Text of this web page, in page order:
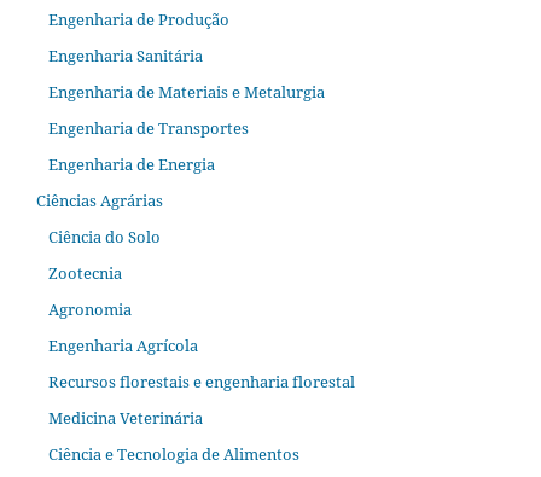
Engenharia de Produção
Engenharia Sanitária
Engenharia de Materiais e Metalurgia
Engenharia de Transportes
Engenharia de Energia
Ciências Agrárias
Ciência do Solo
Zootecnia
Agronomia
Engenharia Agrícola
Recursos florestais e engenharia florestal
Medicina Veterinária
Ciência e Tecnologia de Alimentos